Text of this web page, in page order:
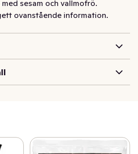
sesam och vallmofrö.
ovanstående information.